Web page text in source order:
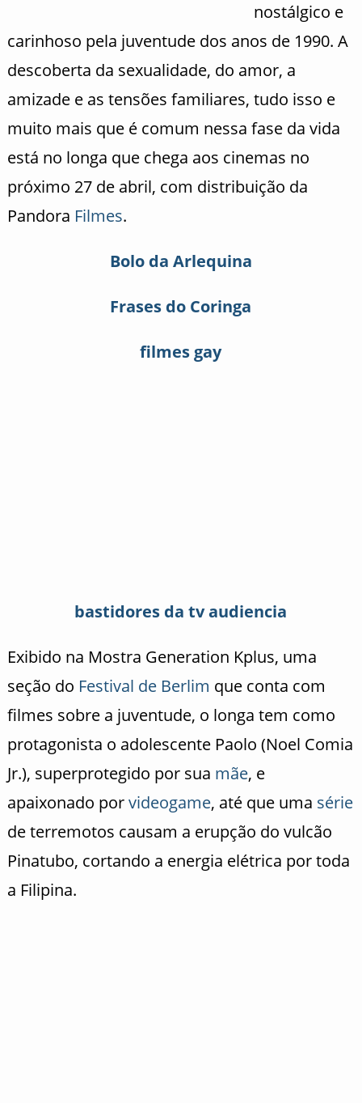
nostálgico e
carinhoso pela juventude dos anos de 1990. A
descoberta da sexualidade, do amor, a
amizade e as tensões familiares, tudo isso e
muito mais que é comum nessa fase da vida
está no longa que chega aos cinemas no
próximo 27 de abril, com distribuição da
Pandora Filmes.
Bolo da Arlequina
Frases do Coringa
filmes gay
bastidores da tv audiencia
Exibido na Mostra Generation Kplus, uma
seção do Festival de Berlim que conta com
filmes sobre a juventude, o longa tem como
protagonista o adolescente Paolo (Noel Comia
Jr.), superprotegido por sua mãe, e
apaixonado porvideogame, até que uma série
de terremotos causam a erupção do vulcão
Pinatubo, cortando a energia elétrica por toda
a Filipina.